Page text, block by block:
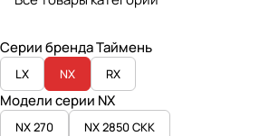
Серии бренда Таймень
LX NX RX
Модели серии NX
NX 270 NX 2850 СКК